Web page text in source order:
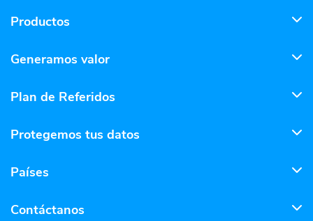
Productos
Generamos valor
Plan de Referidos
Protegemos tus datos
Países
Contáctanos